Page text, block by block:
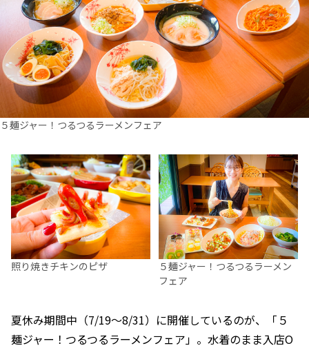
５麺ジャー！つるつるラーメンフェア
照り焼きチキンのピザ
５麺ジャー！つるつるラーメン
フェア
夏休み期間中（7/19〜8/31）に開催しているのが、「５
麺ジャー！つるつるラーメンフェア」。水着のまま入店O